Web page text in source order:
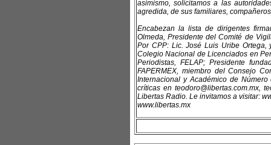
asimismo, solicitamos a las
agredida, de sus familiares,
Encabezan la lista de dirigentes
Olmeda, Presidente del Comité de
Por CPP: Lic. José Luis Uribe Ortega,
Colegio Nacional de Licenciados en
Periodistas, FELAP; Presidente
FAPERMEX, miembro del Consejo
Internacional y Académico de
críticas en teodoro@libertas.com.mx,
Libertas Radio. Le invitamos a visitar:
www.libertas.mx